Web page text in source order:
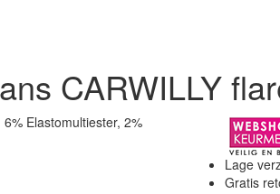
CARWILLY
Elastomultiester, 2%
Lage
Gratis